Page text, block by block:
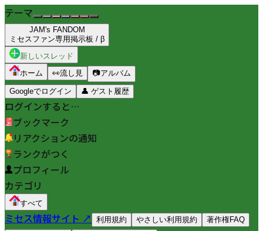
テーマ
JAM's FANDOM
ミセスファン専用掲示板 / β
新しいスレッド
ホーム
👀流し見 📷アルバム
Googleでログイン 👤 ゲスト履歴
ログインすると…
ブックマーク
リアクションの通知
ランクがつく
プロフィール
カテゴリ
すべて
ミセス情報サイト ↗ 利用規約 やさしい利用規約
著作権FAQ